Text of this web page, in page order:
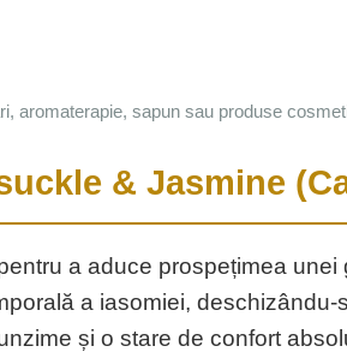
aromaterapie, sapun sau produse
& Jasmine
a aduce prospețimea
a iasomiei,
și o stare de confort